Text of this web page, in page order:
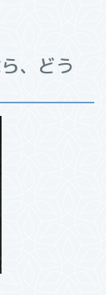
、どう